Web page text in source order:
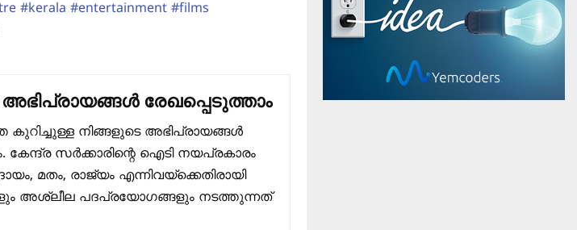
#kerala #entertainment #films
രേഖപ്പെടുത്താം
നിങ്ങളുടെ അഭിപ്രായങ്ങൾ
കേന്ദ്ര സർക്കാരിന്റെ ഐടി നയപ്രകാരം
മതം, രാജ്യം എന്നിവയ്ക്കെതിരായി
അശ്ലീല പദപ്രയോഗങ്ങളും നടത്തുന്നത്